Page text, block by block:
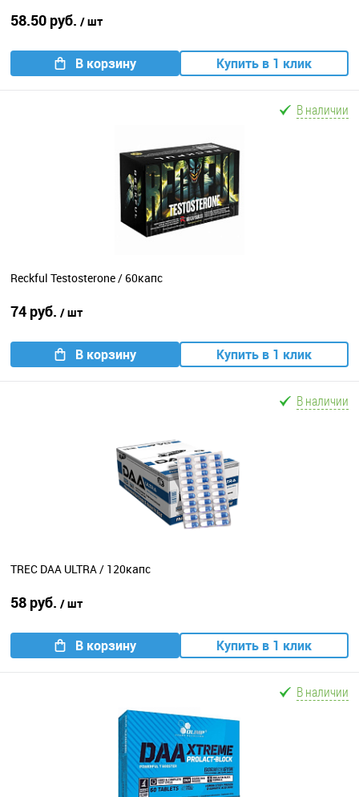
58.50 руб. / шт
В корзину Купить в 1 клик
В наличии
Reckful Testosterone / 60капс
74 руб. / шт
В корзину Купить в 1 клик
В наличии
TREC DAA ULTRA / 120капс
58 руб. / шт
В корзину Купить в 1 клик
В наличии